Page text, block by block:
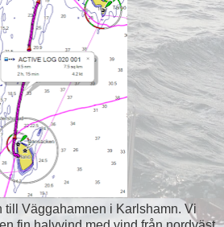
till Väggahamnen i Karlshamn. Vi